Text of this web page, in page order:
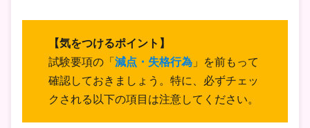
【気をつけるポイント】
試験要項の「 減点・失格行為 」を前もって
確認しておきましょう。特に、必ずチェッ
クされる以下の項目は注意してください。